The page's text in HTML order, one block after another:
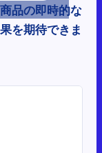
品の即時的な
を期待できま